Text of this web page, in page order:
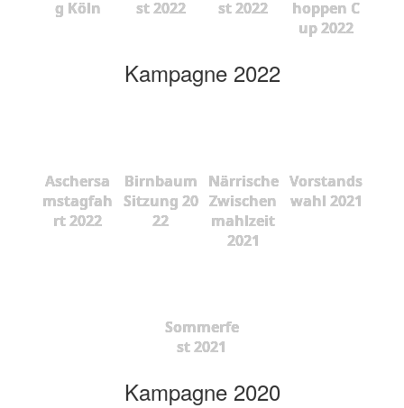
g Köln st 2022 st 2022
hoppen C
up 2022
Kampagne 2022
Aschersa
mstagfah
rt 2022
Birnbaum
Sitzung 20
22
Närrische
Zwischen
mahlzeit
2021
Vorstands
wahl 2021
Sommerfe
st 2021
Kampagne 2020